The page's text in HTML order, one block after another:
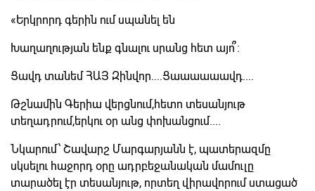
«Երկրորդ գերին ում սպանել են
Խաղաղության ենք գնալու սրանց հետ այո՞։
Ցավդ տանեմ ՀԱՅ Զինվոր....Ցաաաաաավդ....
Թշնամին Գերիա վերցնում,հետո տեսանյութ
տեղադրում,երկու օր անց փոխանցում....
Նկարում՝ Շավարշ Մարգարյանն է, պատերազմը
սկսելու հաջորդ օրը ադրբեջանական մամուլը
տարածել էր տեսանյութ, որտեղ վիրավորում ստացած